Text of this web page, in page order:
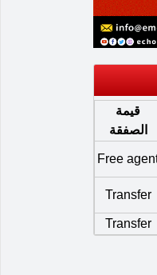
قيمة
الصفقة
Free
Transfer
Transfer